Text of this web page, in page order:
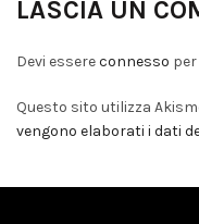
LASCIA UN
Devi essereconnesso
Questo sito utilizza
vengono elaborati i dati